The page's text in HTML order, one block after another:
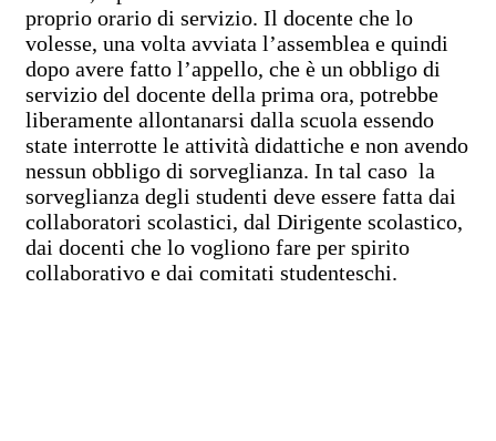
proprio orario di servizio. Il docente che lo
volesse, una volta avviata l’assemblea e quindi
dopo avere fatto l’appello, che è un obbligo di
servizio del docente della prima ora, potrebbe
liberamente allontanarsi dalla scuola essendo
state interrotte le attività didattiche e non avendo
nessun obbligo di sorveglianza. In tal caso la
sorveglianza degli studenti deve essere fatta dai
collaboratori scolastici, dal Dirigente scolastico,
dai docenti che lo vogliono fare per spirito
collaborativo e dai comitati studenteschi.